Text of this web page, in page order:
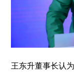
王东升董事长认